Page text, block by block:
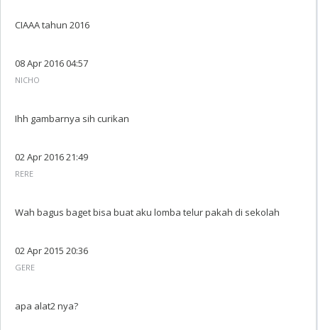
CIAAA tahun 2016
08 Apr 2016 04:57
NICHO
Ihh gambarnya sih curikan
02 Apr 2016 21:49
RERE
Wah bagus baget bisa buat aku lomba telur pakah di sekolah
02 Apr 2015 20:36
GERE
apa alat2 nya?